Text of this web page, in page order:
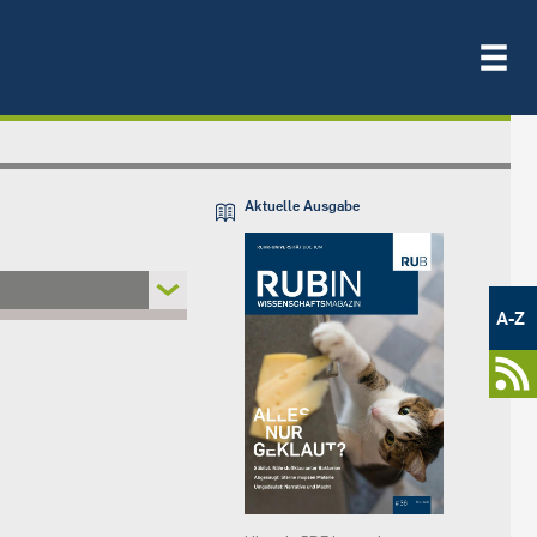
Metamenü
-
Newsportal
A-Z
Aktuelle Ausgabe